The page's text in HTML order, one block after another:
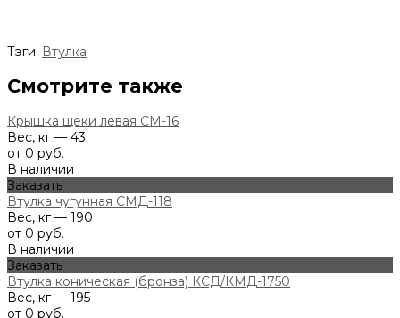
Тэги: Втулка
Смотрите также
Крышка щеки левая СМ-16
Вес, кг — 43
от 0 руб.
В наличии
Заказать
Втулка чугунная СМД-118
Вес, кг — 190
от 0 руб.
В наличии
Заказать
Втулка коническая (бронза) КСД/КМД-1750
Вес, кг — 195
от 0 руб.